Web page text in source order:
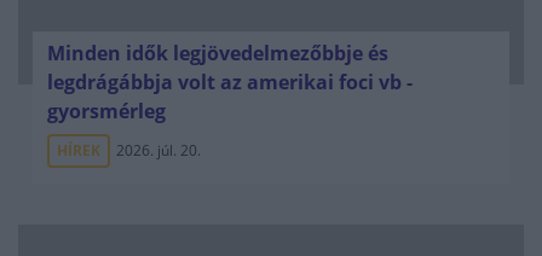
Minden idők legjövedelmezőbbje és
legdrágábbja volt az amerikai foci vb -
gyorsmérleg
HÍREK 2026. júl. 20.